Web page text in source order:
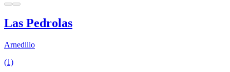
Las Pedrolas
Arnedillo
(1)